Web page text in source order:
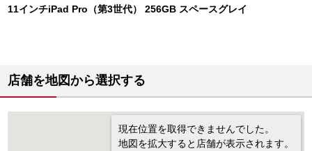
11インチiPad Pro（第3世代） 256GB スペースグレイ
店舗を地図から選択する
現在位置を取得できませんでした。
地図を拡大すると店舗が表示されます。